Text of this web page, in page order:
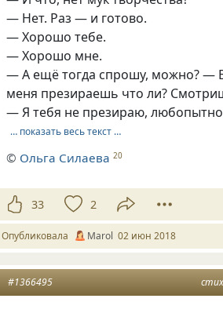
— Нет. Раз — и готово.
— Хорошо тебе.
— Хорошо мне.
— А ещё тогда спрошу, можно? —
меня презираешь что ли?
— Я тебя не презираю,
… показать весь текст …
© Ольга Силаева 20
33 2
Опубликовала Маrol 02 июн 2018
#1366495